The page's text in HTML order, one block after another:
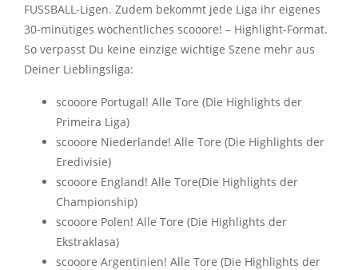
FUSSBALL-Ligen. Zudem bekommt jede Liga ihr eigenes
30-minütiges wöchentliches scooore! – Highlight-Format.
So verpasst Du keine einzige wichtige Szene mehr aus
Deiner Lieblingsliga:
scooore Portugal! Alle Tore (Die Highlights der
Primeira Liga)
scooore Niederlande! Alle Tore (Die Highlights der
Eredivisie)
scooore England! Alle Tore(Die Highlights der
Championship)
scooore Polen! Alle Tore (Die Highlights der
Ekstraklasa)
scooore Argentinien! Alle Tore (Die Highlights der